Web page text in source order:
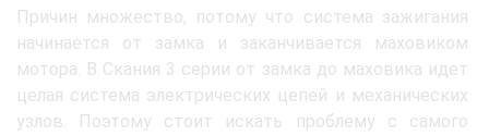
Причин множество, потому что система зажигания
начинается от замка и заканчивается маховиком
мотора. В Скания 3 серии от замка до маховика идет
целая система электрических цепей и механических
узлов. Поэтому стоит искать проблему с самого